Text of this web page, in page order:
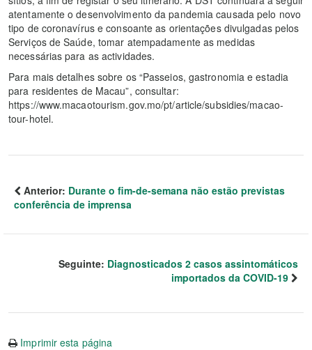
atentamente o desenvolvimento da pandemia causada pelo novo
tipo de coronavírus e consoante as orientações divulgadas pelos
Serviços de Saúde, tomar atempadamente as medidas
necessárias para as actividades.
Para mais detalhes sobre os “Passeios, gastronomia e estadia
para residentes de Macau”, consultar:
https://www.macaotourism.gov.mo/pt/article/subsidies/macao-
tour-hotel.
Anterior: Durante o fim-de-semana não estão previstas
conferência de imprensa
Seguinte: Diagnosticados 2 casos assintomáticos
importados da COVID-19
Imprimir esta página